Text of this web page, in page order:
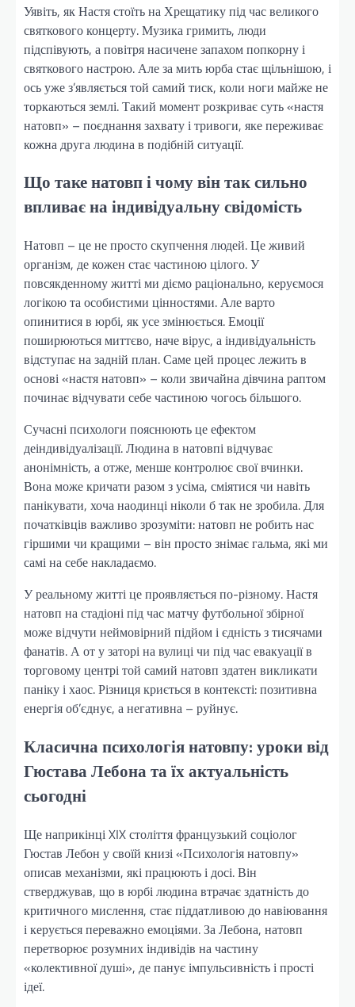
Уявіть, як Настя стоїть на Хрещатику під час великого
святкового концерту. Музика гримить, люди
підспівують, а повітря насичене запахом попкорну і
святкового настрою. Але за мить юрба стає щільнішою, і
ось уже з’являється той самий тиск, коли ноги майже не
торкаються землі. Такий момент розкриває суть «настя
натовп» – поєднання захвату і тривоги, яке переживає
кожна друга людина в подібній ситуації.
Що таке натовп і чому він так сильно
впливає на індивідуальну свідомість
Натовп – це не просто скупчення людей. Це живий
організм, де кожен стає частиною цілого. У
повсякденному житті ми діємо раціонально, керуємося
логікою та особистими цінностями. Але варто
опинитися в юрбі, як усе змінюється. Емоції
поширюються миттєво, наче вірус, а індивідуальність
відступає на задній план. Саме цей процес лежить в
основі «настя натовп» – коли звичайна дівчина раптом
починає відчувати себе частиною чогось більшого.
Сучасні психологи пояснюють це ефектом
деіндивідуалізації. Людина в натовпі відчуває
анонімність, а отже, менше контролює свої вчинки.
Вона може кричати разом з усіма, сміятися чи навіть
панікувати, хоча наодинці ніколи б так не зробила. Для
початківців важливо зрозуміти: натовп не робить нас
гіршими чи кращими – він просто знімає гальма, які ми
самі на себе накладаємо.
У реальному житті це проявляється по-різному. Настя
натовп на стадіоні під час матчу футбольної збірної
може відчути неймовірний підйом і єдність з тисячами
фанатів. А от у заторі на вулиці чи під час евакуації в
торговому центрі той самий натовп здатен викликати
паніку і хаос. Різниця криється в контексті: позитивна
енергія об’єднує, а негативна – руйнує.
Класична психологія натовпу: уроки від
Гюстава Лебона та їх актуальність
сьогодні
Ще наприкінці XIX століття французький соціолог
Гюстав Лебон у своїй книзі «Психологія натовпу»
описав механізми, які працюють і досі. Він
стверджував, що в юрбі людина втрачає здатність до
критичного мислення, стає піддатливою до навіювання
і керується переважно емоціями. За Лебона, натовп
перетворює розумних індивідів на частину
«колективної душі», де панує імпульсивність і прості
ідеї.